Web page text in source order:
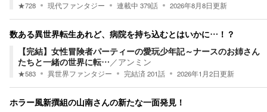
★728 現代ファンタジー 連載中 379話 2026年8月8日更新
数ある異世界転生あれど、病院を持ち込むとはいかに…！？
【完結】女性冒険者パーティーの愛玩少年記～ナースのお姉さん
たちと一緒の世界に転…／アンミン
★583 異世界ファンタジー 完結済201話 2026年1月2日更新
ホラー風新撰組の山南さんの新たな一面発見！